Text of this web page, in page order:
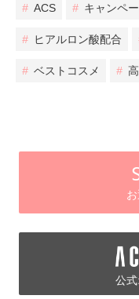
# ACS # キャンペ
# ヒアルロン酸配合
# ベストコスメ #
公